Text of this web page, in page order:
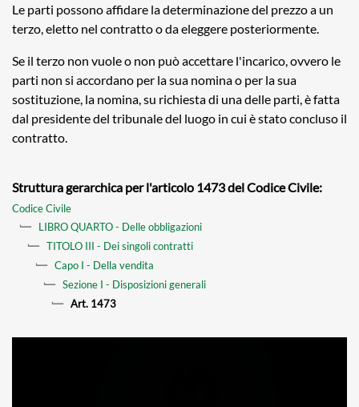
Le parti possono affidare la determinazione del prezzo a un
terzo, eletto nel contratto o da eleggere posteriormente.
Se il terzo non vuole o non può accettare l'incarico, ovvero le
parti non si accordano per la sua nomina o per la sua
sostituzione, la nomina, su richiesta di una delle parti, è fatta
dal presidente del tribunale del luogo in cui è stato concluso il
contratto.
Struttura gerarchica per l'articolo 1473 del Codice Civile:
Codice Civile
LIBRO QUARTO - Delle obbligazioni
TITOLO III - Dei singoli contratti
Capo I - Della vendita
Sezione I - Disposizioni generali
Art. 1473